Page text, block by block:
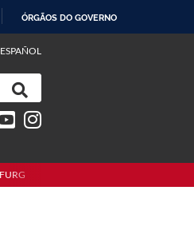
ÓRGÃOS DO GOVERNO
ESPAÑOL